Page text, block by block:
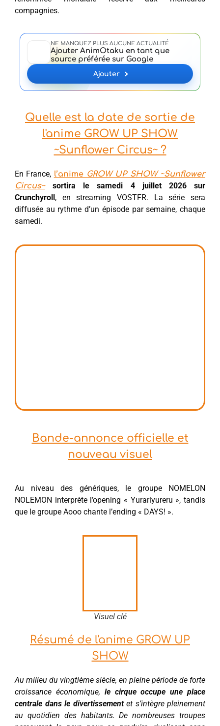
compagnies.
NE MANQUEZ PLUS AUCUNE ACTUALITÉ
Ajouter AnimOtaku en tant que
source préférée sur Google
Ajouter
Quelle est la date de sortie de
l'anime GROW UP SHOW
~Sunflower Circus~ ?
En France, l’anime GROW UP SHOW ~Sunflower
Circus~sortira le samedi 4 juillet 2026 sur
Crunchyroll , en streaming VOSTFR. La série sera
diffusée au rythme d’un épisode par semaine, chaque
samedi.
Bande-annonce officielle et
nouveau visuel
Au niveau des génériques, le groupe NOMELON
NOLEMON interprète l’opening « Yurariyureru », tandis
que le groupe Aooo chante l’ending « DAYS! ».
Visuel clé
Résumé de l'anime GROW UP
SHOW
Au milieu du vingtième siècle, en pleine période de forte
croissance économique, le cirque occupe une place
centrale dans le divertissementet s’intègre pleinement
au quotidien des habitants. De nombreuses troupes